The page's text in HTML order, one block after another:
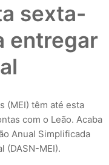
sexta-
entregar
(MEI) têm até esta
com o Leão. Acaba
Anual Simplificada
(DASN-MEI).